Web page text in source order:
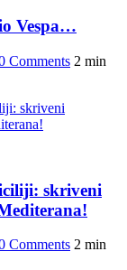
Vespa…
Comments 2 min
skriveni
Comments 2 min